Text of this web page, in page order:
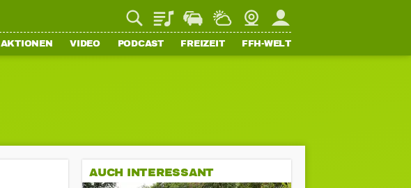
PlaylistStaupilotWetterWebcamMein FFH
AKTIONEN VIDEO PODCAST FREIZEIT FFH-WELT
AUCH INTERESSANT